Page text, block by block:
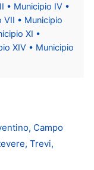
• Municipio IV •
VII • Municipio
XI •
XIV • Municipio
Campo
Trevi,